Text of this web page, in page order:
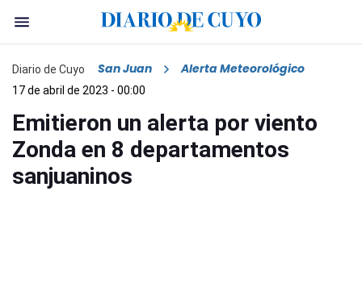
Diario de Cuyo San Juan Alerta Meteorológico
17 de abril de 2023 - 00:00
Emitieron un alerta por viento
Zonda en 8 departamentos
sanjuaninos